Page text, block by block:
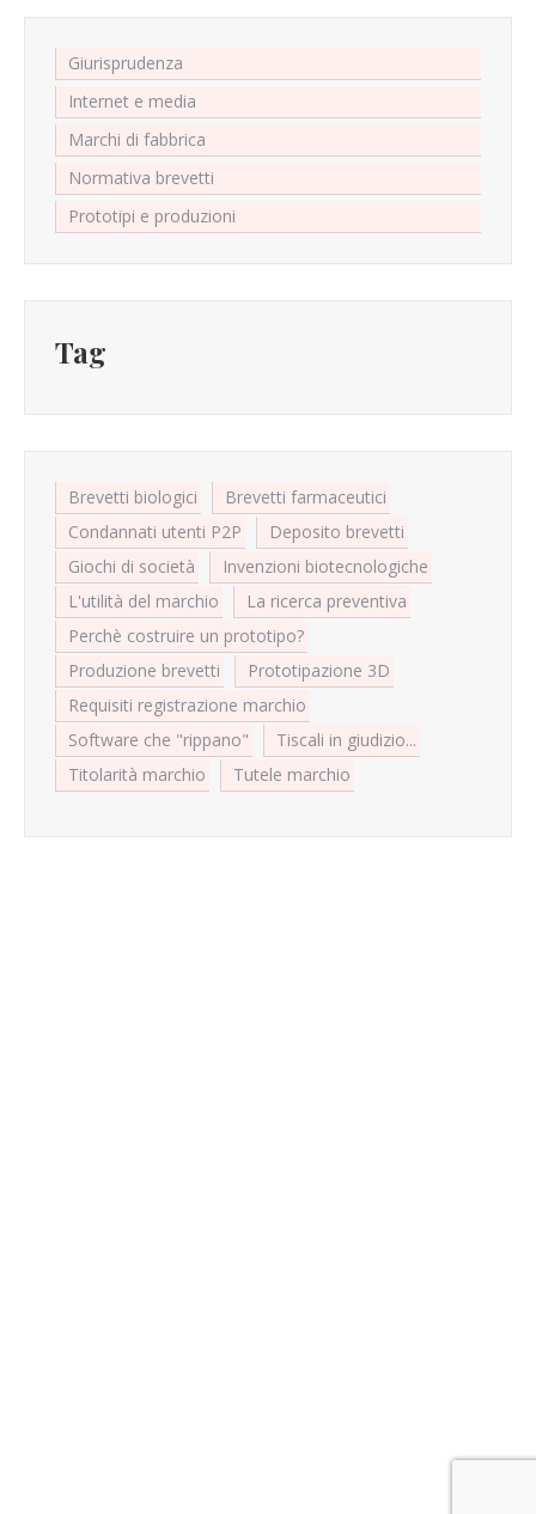
Giurisprudenza
Internet e media
Marchi di fabbrica
Normativa brevetti
Prototipi e produzioni
Tag
Brevetti biologici
Brevetti farmaceutici
Condannati utenti P2P
Deposito brevetti
Giochi di società
Invenzioni biotecnologiche
L'utilità del marchio
La ricerca preventiva
Perchè costruire un prototipo?
Produzione brevetti
Prototipazione 3D
Requisiti registrazione marchio
Software che "rippano"
Tiscali in giudizio...
Titolarità marchio
Tutele marchio